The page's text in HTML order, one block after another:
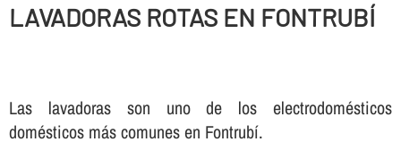
LAVADORAS ROTAS EN FONTRUBÍ
Las lavadoras son uno de los electrodomésticos
domésticos más comunes en Fontrubí.